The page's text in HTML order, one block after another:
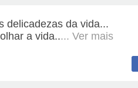
delicadezas da vida...
a vida..... Ver mais